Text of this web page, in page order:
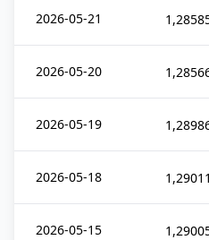
2026-05-21
2026-05-20
2026-05-19
2026-05-18
2026-05-15